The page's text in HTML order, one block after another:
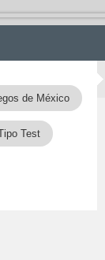
de México
Test